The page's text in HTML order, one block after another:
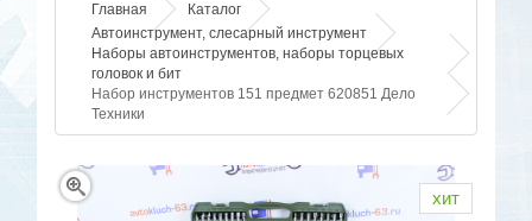
Главная
Каталог
Автоинструмент, слесарный инструмент
Наборы автоинструментов, наборы торцевых
головок и бит
Набор инструментов 151 предмет 620851 Дело
Техники
хит